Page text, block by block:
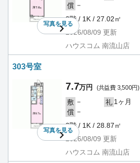
写真を見る
償 －
3階 / 1K / 27.02㎡
2026/08/09 更新
ハウスコム 南流山店
303号室
写真を見る
7.7万円 (共益費 3,500円)
敷 － 礼 1ヶ月
償 －
3階 / 1K / 28.87㎡
2026/08/09 更新
ハウスコム 南流山店